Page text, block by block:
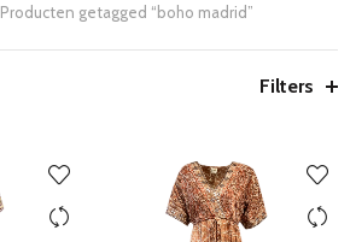
Producten getagged “boho madrid”
Filters